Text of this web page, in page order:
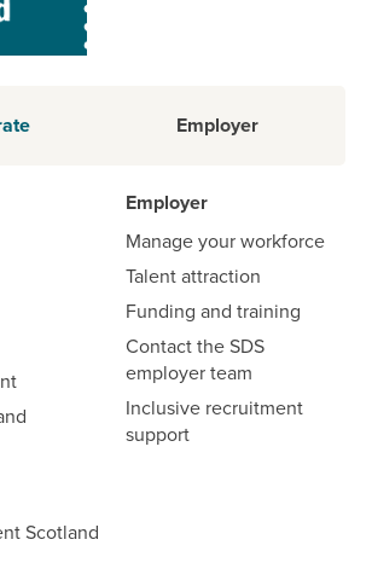
Employer
Employer
Manage your workforce
Talent attraction
Funding and training
Contact the SDS
employer team
Inclusive recruitment
support
Scotland